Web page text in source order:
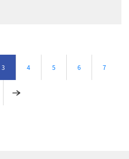
3 4 5 6 7